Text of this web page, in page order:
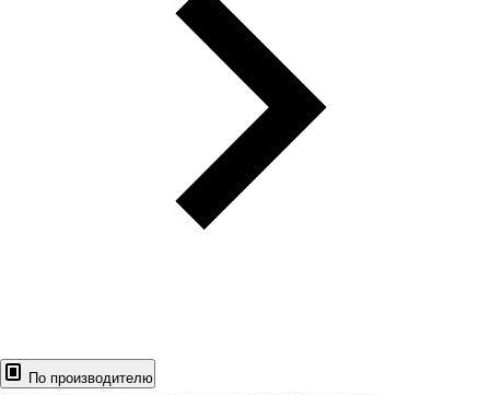
По производителю